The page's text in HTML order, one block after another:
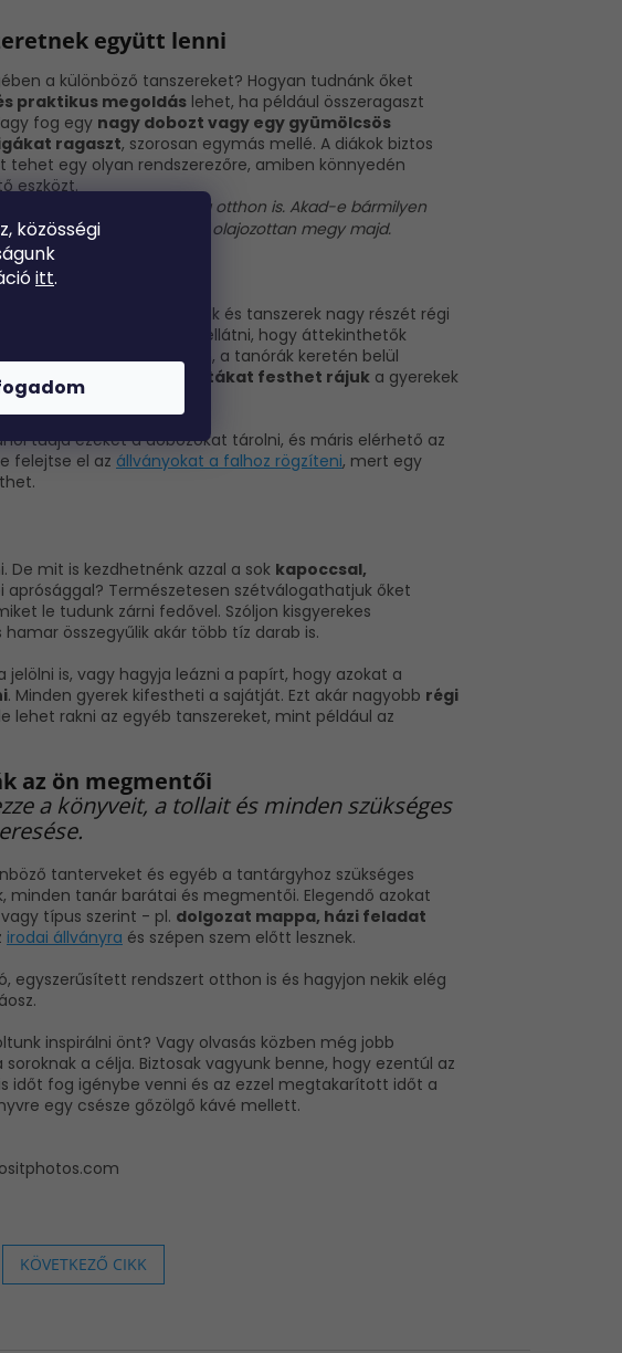
közösségi
itt.
együtt lenni
a különböző tanszereket? Hogyan tudnánk őket
praktikusmegoldás lehet, ha például összeragaszt
fog egy nagy dobozt vagy egy gyümölcsös
ragaszt, szorosan egymás mellé. A diákok biztos
tehet egy olyan rendszerezőre, amiben könnyedén
eszközt.
legyen rend, még otthon is. Akad-e bármilyen
molyolás a betűk felett olajozottan megy majd.
tudja tárolni a tankönyvek és tanszerek nagy részét régi
is ellátni, hogy áttekinthetők
ki olyan egyhangúan, a tanórák keretén belül
vagy épp vidám mintákat festhet rájuk a gyerekek
tudja ezeket a dobozokat tárolni, és máris elérhető az
felejtse el az állványokat a falhoz rögzíteni, mert egy
De mit is kezdhetnénk azzal a sok kapoccsal,
aprósággal? Természetesen szétválogathatjuk őket
le tudunk zárni fedővel. Szóljon kisgyerekes
összegyűlik akár több tíz darab is.
is, vagy hagyja leázni a papírt, hogy azokat a
. Minden gyerek kifestheti a sajátját. Ezt akár nagyobb régi
lehet rakni az egyéb tanszereket, mint például az
az ön megmentői
a könyveit, a tollait és minden szükséges
tanterveket és egyéb a tantárgyhoz szükséges
minden tanár barátai és megmentői. Elegendő azokat
típus szerint - pl. dolgozat mappa, házi feladat
irodai állványra és szépen szem előtt lesznek.
egyszerűsített rendszert otthon is és hagyjon nekik elég
inspirálni önt? Vagy olvasás közben még jobb
a célja. Biztosak vagyunk benne, hogy ezentúl az
időt fog igénybe venni és az ezzel megtakarított időt a
egy csésze gőzölgő kávé mellett.
KÖVETKEZŐ CIKK